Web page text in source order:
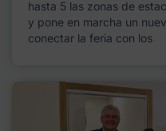
hasta 5 las zonas de
y pone en marcha un
conectar la feria con los